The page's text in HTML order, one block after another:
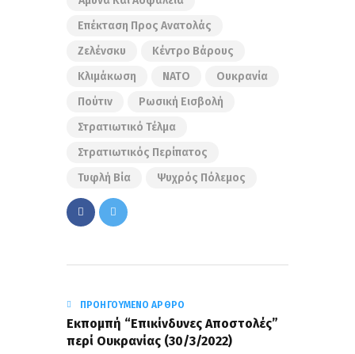
Επέκταση Προς Ανατολάς
Ζελένσκυ
Κέντρο Βάρους
Κλιμάκωση
ΝΑΤΟ
Ουκρανία
Πούτιν
Ρωσική Εισβολή
Στρατιωτικό Τέλμα
Στρατιωτικός Περίπατος
Τυφλή Βία
Ψυχρός Πόλεμος
ΠΡΟΗΓΟΎΜΕΝΟ ΆΡΘΡΟ
Εκπομπή “Επικίνδυνες Αποστολές”
περί Ουκρανίας (30/3/2022)